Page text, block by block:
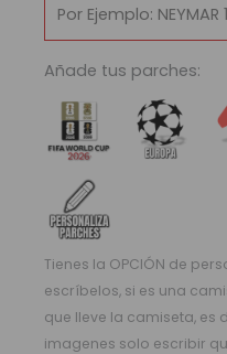
Añade tus parches:
Tienes la OPCIÓN de
escríbelos, si es una
que lleve la camiseta, es
imagenes solo escribir